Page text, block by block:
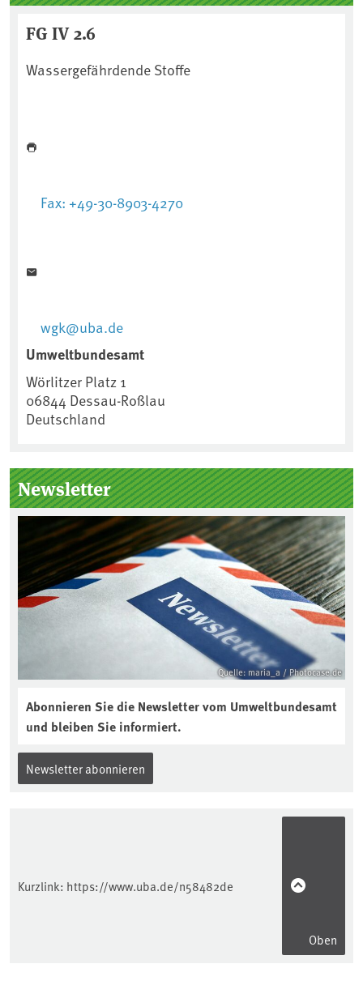
FG IV 2.6
Wassergefährdende Stoffe
Fax: +49-30-8903-4270
wgk@uba.de
Umweltbundesamt
Wörlitzer Platz 1
06844 Dessau-Roßlau
Deutschland
Newsletter
Quelle: maria_a / Photocase.de
Abonnieren Sie die Newsletter vom Umweltbundesamt
und bleiben Sie informiert.
Newsletter abonnieren
Kurzlink: https://www.uba.de/n58482de
Oben